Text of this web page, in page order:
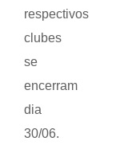
respectivos
clubes
se
encerram
dia
30/06.